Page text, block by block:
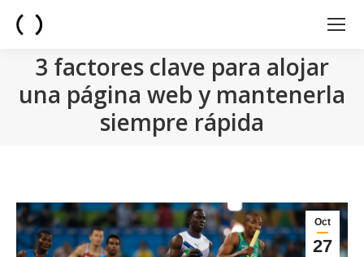
3 factores clave para alojar
una página web y mantenerla
siempre rápida
Oct
27